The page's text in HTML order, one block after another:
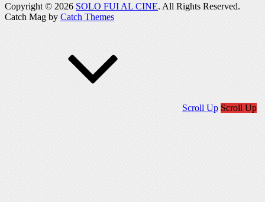
Copyright © 2026 SOLO FUI AL CINE. All Rights Reserved.
Catch Mag by Catch Themes
Scroll Up Scroll Up